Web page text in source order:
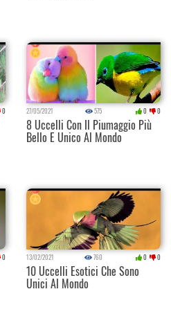
0 27/05/2021 575 0 0
8 Uccelli Con Il Piumaggio Più
Bello E Unico Al Mondo
0 13/02/2021 760 0 0
10 Uccelli Esotici Che Sono
Unici Al Mondo